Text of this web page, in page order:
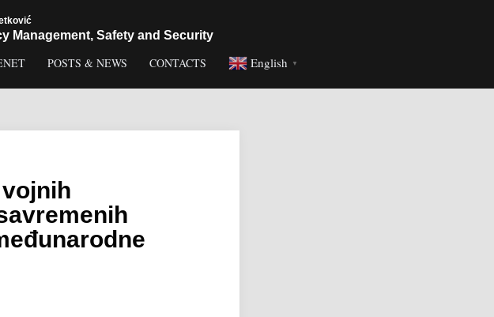
Management, Safety and Security
POSTS & NEWS CONTACTS English ▼